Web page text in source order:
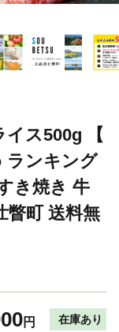
ス500g 【
ランキング
き焼き 牛
瞥町 送料無
円 在庫あり